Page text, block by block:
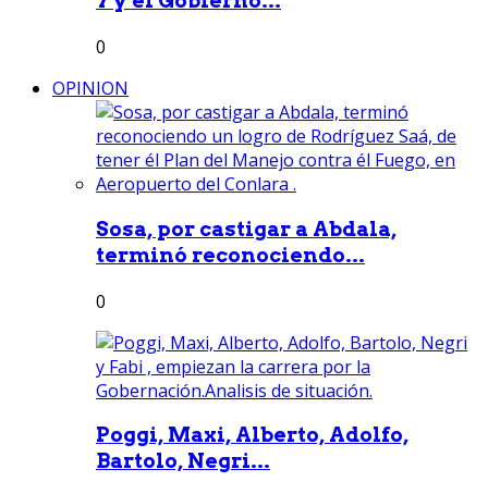
0
OPINION
Sosa, por castigar a Abdala,
terminó reconociendo...
0
Poggi, Maxi, Alberto, Adolfo,
Bartolo, Negri...